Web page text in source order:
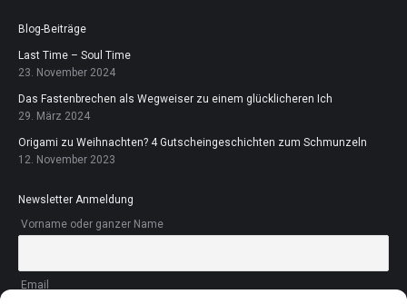
in
new
window
in
new
window
Blog-Beiträge
Last Time – Soul Time
23. November 2024
Das Fastenbrechen als Wegweiser zu einem glücklicheren Ich
29. März 2024
Origami zu Weihnachten? 4 Gutscheingeschichten zum Schmunzeln
12. November 2023
Newsletter Anmeldung
Vorname oder ganzer Name
Email